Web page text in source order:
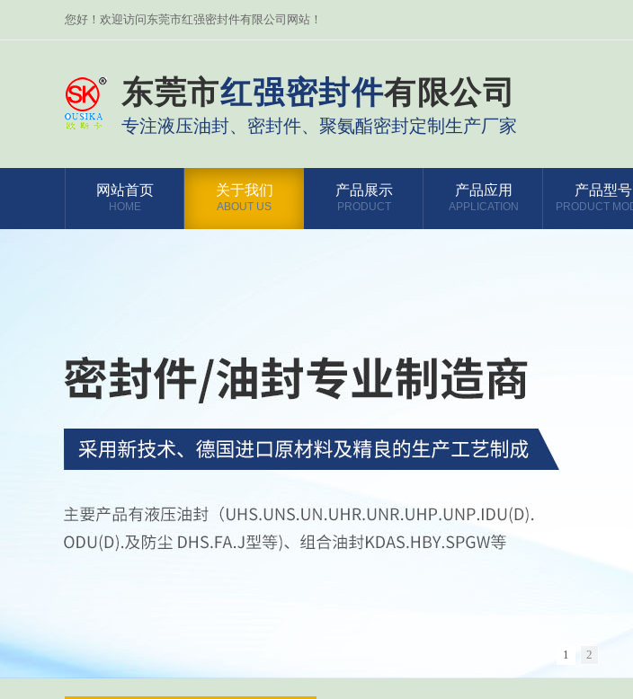
您好！欢迎访问东莞市红强密封件有限公司网站！
东莞市红强密封件有限公司
专注液压油封、密封件、聚氨酯密封定制生产厂家
网站首页
HOME
关于我们
ABOUT US
产品展示
PRODUCT
产品应用
APPLICATION
产品型号
PRODUCT
1 2